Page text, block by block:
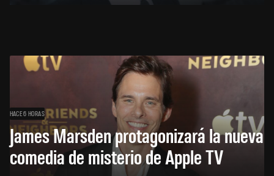
HACE 6 HORAS
James Marsden protagonizará la nueva
comedia de misterio de Apple TV